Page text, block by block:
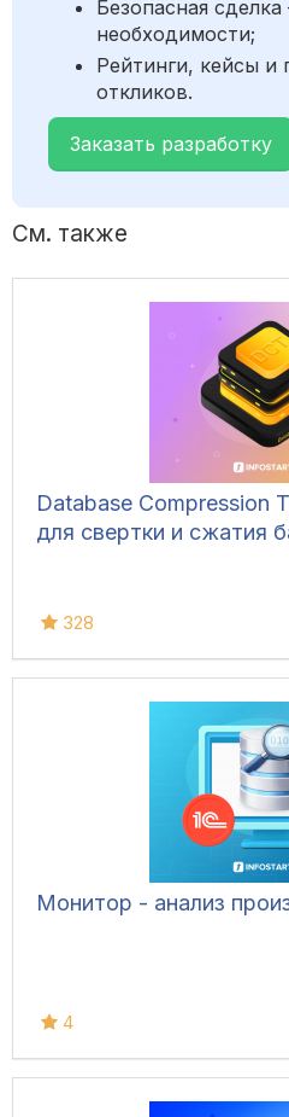
Безопасная
необходимости;
Рейтинги, кейсы и
откликов.
Заказать разработку
См. также
Database Compression
для свертки и сжатия
328
Монитор - анализ
4